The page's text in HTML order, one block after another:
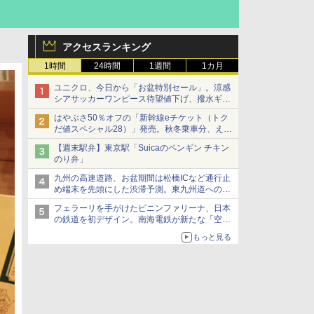
アクセスランキング
1時間 24時間 1週間 1カ月
ユニクロ、今日から「お盆特別セール」。涼感
シアサッカーワンピース待望値下げ、撥水ギア
ショーツは1990円に
はやぶさ50％オフの「新幹線eチケット（トク
だ値スペシャル28）」発売。秋冬乗車分、えき
ねっと限定
【週末駅弁】東京駅「Suicaのペンギン チキン
のり弁」
九州の高速道路、お盆期間は松橋ICなど通行止
め端末を先頭にした渋滞予測。東九州道への迂
回は料金調整を実施
フェラーリを手がけたピニンファリーナ、日本
の鉄道を初デザイン。南海電鉄が新たな「空港
もっと見る